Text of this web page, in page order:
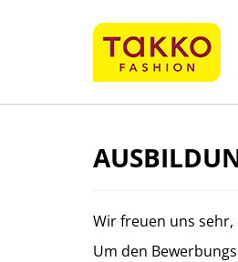
Wir freuen uns
Um den